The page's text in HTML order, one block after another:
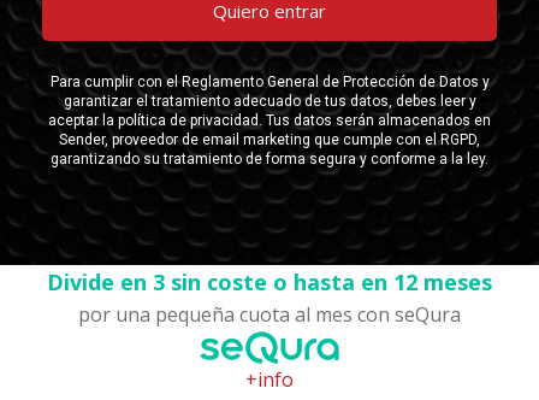
Divide en 3 sin coste o hasta en 12 meses
por una pequeña cuota al mes con seQura
+info